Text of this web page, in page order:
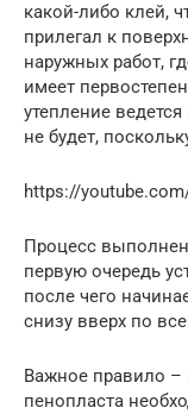
какой-либо клей,
прилегал к
наружных работ,
имеет
утепление
не будет,
https://
Процесс
первую очередь
после чего
снизу вверх по
Важное правило
пенопласта